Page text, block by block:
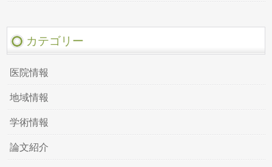
カテゴリー
医院情報
地域情報
学術情報
論文紹介